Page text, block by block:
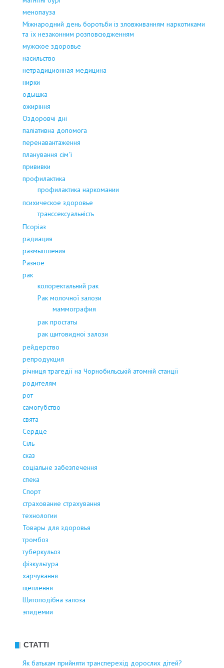
менопауза
Міжнародний день боротьби із зловживанням наркотиками
та їх незаконним розповсюдженням
мужское здоровье
насильство
нетрадиционная медицина
нирки
одышка
ожиріння
Оздоровчі дні
паліативна допомога
перенавантаження
планування сім'ї
прививки
профилактика
профилактика наркомании
психическое здоровье
транссексуальність
Псоріаз
радиация
размышления
Разное
рак
колоректальний рак
Рак молочної залози
маммография
рак простаты
рак щитовидноі залози
рейдерство
репродукция
річниця трагедії на Чорнобильській атомній станції
родителям
рот
самогубство
свята
Сердце
Сіль
сказ
соціальне забезпечення
спека
Спорт
страхование страхування
технологии
Товары для здоровья
тромбоз
туберкульоз
фізкультура
харчування
щеплення
Щитоподібна залоза
эпидемии
СТАТТІ
Як батькам прийняти трансперехід дорослих дітей?